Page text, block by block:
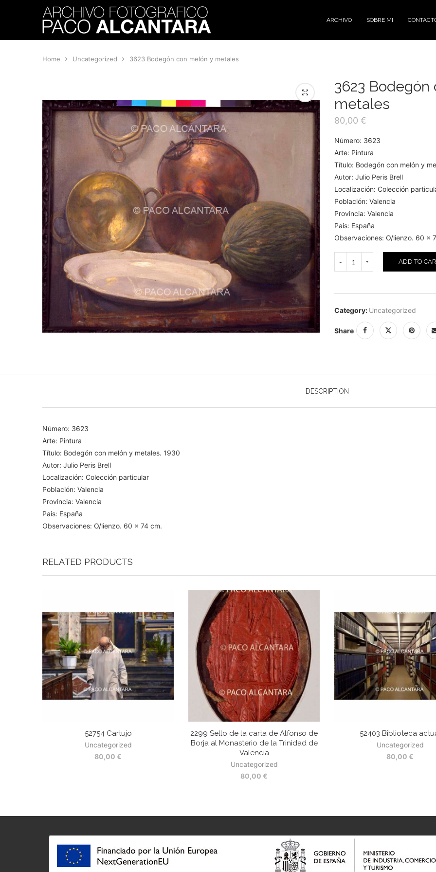
ARCHIVO SOBRE MI
Home Uncategorized 3623 Bodegón con melón y metales
3623
metales
80,00 €
Número: 3623
Arte: Pintura
Título: Bodegón con melón y
Autor: Julio Peris Brell
Localización: Colección
Población: Valencia
Provincia: Valencia
Pais: España
Observaciones: O/lienzo. 60 x
ADD TO
Category: Uncategorized
Share
DESCRIPTION
Número: 3623
Arte: Pintura
Título: Bodegón con melón y metales. 1930
Autor: Julio Peris Brell
Localización: Colección particular
Población: Valencia
Provincia: Valencia
Pais: España
Observaciones: O/lienzo. 60 x 74 cm.
RELATED PRODUCTS
52754 Cartujo
Uncategorized
80,00 €
2299 Sello de la carta de Alfonso de
Borja al Monasterio de la Trinidad de
Valencia
Uncategorized
80,00 €
52403 Biblioteca
Uncategorized
80,00 €